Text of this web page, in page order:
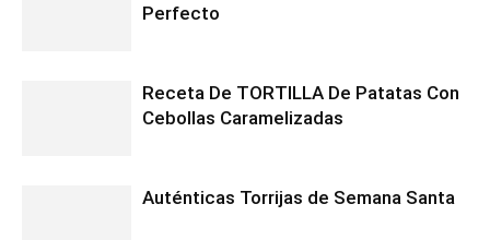
Perfecto
Receta De TORTILLA De Patatas Con
Cebollas Caramelizadas
Auténticas Torrijas de Semana Santa